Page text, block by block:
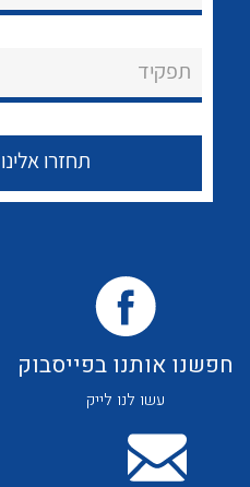
לכל מוצרי היצרן
לכל מוצרי היצרן
תפקיד
חפשנו אותנו בפייסבוק
עשו לנו לייק